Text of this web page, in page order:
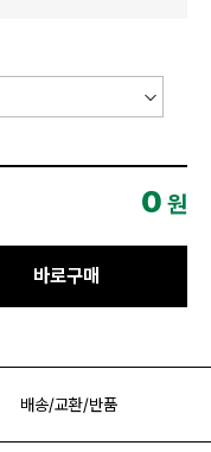
0 원
바로구매
배송/교환/반품